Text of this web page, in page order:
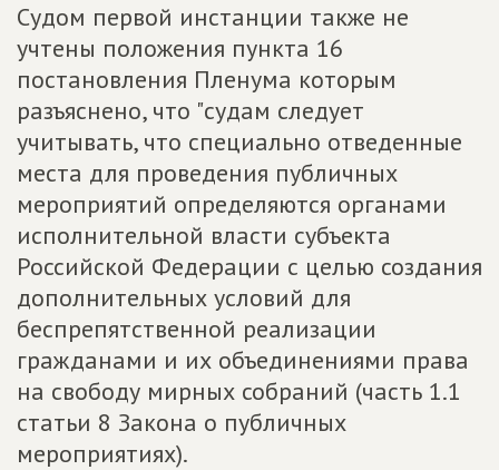
Судом первой инстанции также не
учтены положения пункта 16
постановления Пленума которым
разъяснено, что "судам следует
учитывать, что специально отведенные
места для проведения публичных
мероприятий определяются органами
исполнительной власти субъекта
Российской Федерации с целью создания
дополнительных условий для
беспрепятственной реализации
гражданами и их объединениями права
на свободу мирных собраний (часть 1.1
статьи 8 Закона о публичных
мероприятиях).